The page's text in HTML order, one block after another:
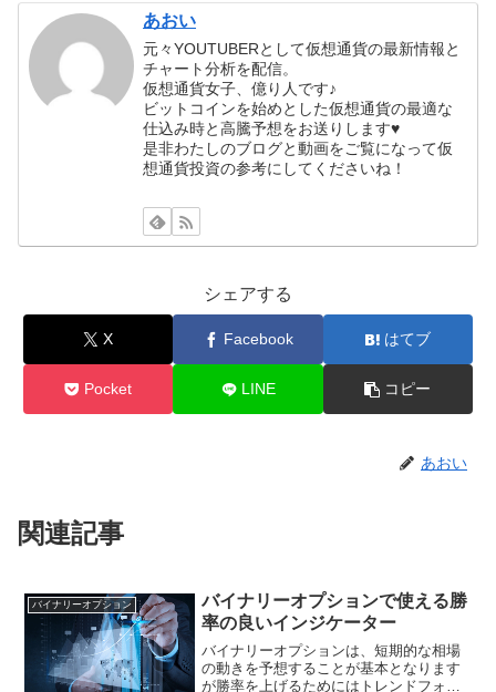
あおい
元々YOUTUBERとして仮想通貨の最新情報と
チャート分析を配信。
仮想通貨女子、億り人です♪
ビットコインを始めとした仮想通貨の最適な
仕込み時と高騰予想をお送りします♥
是非わたしのブログと動画をご覧になって仮
想通貨投資の参考にしてくださいね！
シェアする
X Facebook はてブ
Pocket LINE コピー
あおい
関連記事
バイナリーオプション
バイナリーオプションで使える勝
率の良いインジケーター
バイナリーオプションは、短期的な相場
の動きを予想することが基本となります
が勝率を上げるためにはトレンドフォロ